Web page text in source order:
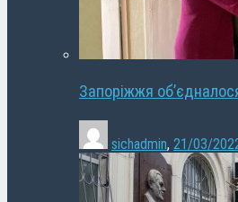
Запоріжжя
sichadmin, 21/03/